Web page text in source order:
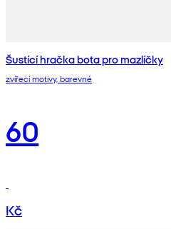
Šustící hračka bota pro mazlíčky
zvířecí motivy, barevné
60
Kč